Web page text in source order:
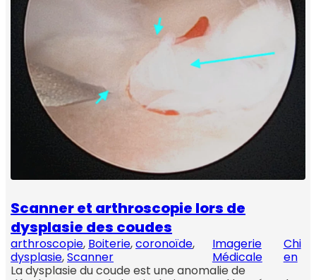
Scanner et arthroscopie lors de
dysplasie des coudes
arthroscopie, Boiterie, coronoïde,
dysplasie, Scanner
Imagerie
Médicale
Chi
en
La dysplasie du coude est une anomalie de